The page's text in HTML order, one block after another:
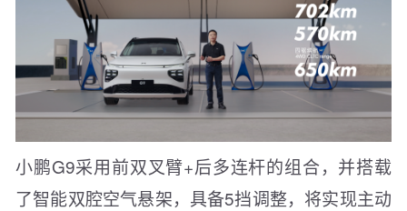
小鹏G9采用前双叉臂+后多连杆的组合，并搭载
了智能双腔空气悬架，具备5挡调整，将实现主动